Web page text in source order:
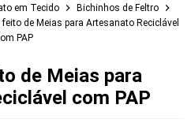
em Tecido
Bichinhos de Feltro
de Meias para Artesanato Reciclável
PAP
de Meias para
com PAP